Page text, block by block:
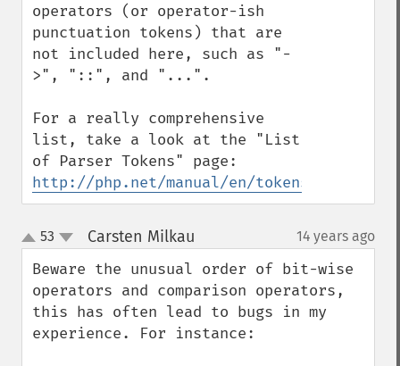
operators (or operator-ish
punctuation tokens) that are
not included here, such as "-
>", "::", and "...".
For a really comprehensive
list, take a look at the "List
http://php.net/manual/en/tokens.php
up
down
53 Carsten Milkau 14 years ago
Beware the unusual order of bit-wise
operators and comparison operators,
this has often lead to bugs in my
experience. For instance: